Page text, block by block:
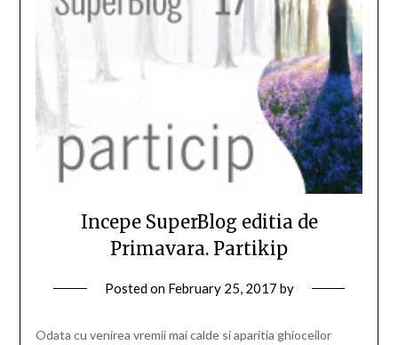
Incepe SuperBlog editia de
Primavara. Partikip
Posted on February 25, 2017 by
Odata cu venirea vremii mai calde si aparitia ghioceilor